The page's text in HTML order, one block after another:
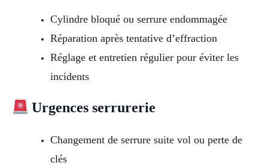
Cylindre bloqué ou serrure endommagée
Réparation après tentative d’effraction
Réglage et entretien régulier pour éviter les
incidents
Urgences serrurerie
Changement de serrure suite vol ou perte de
clés